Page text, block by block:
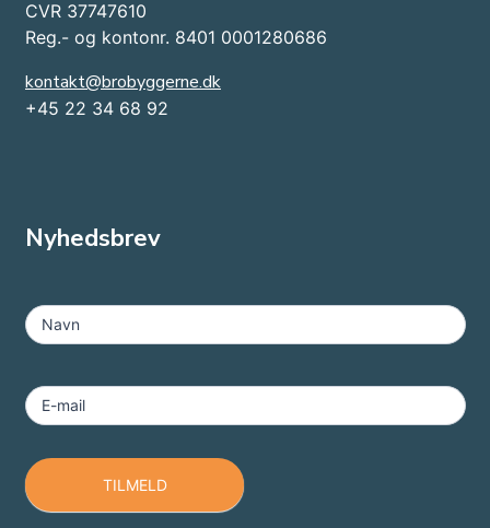
CVR 37747610
Reg.- og kontonr. 8401 0001280686
kontakt@brobyggerne.dk
+45 22 34 68 92
Nyhedsbrev
-
Footer
Navn
E-mail
TILMELD